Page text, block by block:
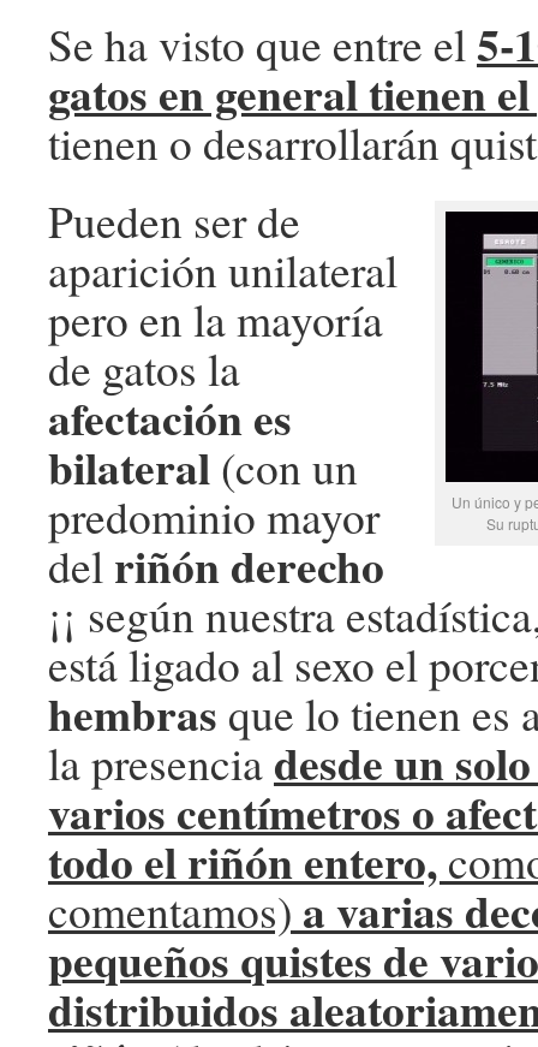
Se ha visto que entre el5-
gatos en general tienen
tienen o desarrollarán
Un único y
Su
Pueden ser de
aparición unilateral
pero en la mayoría
de gatos la
afectación es
bilateral(con un
predominio mayor
delriñón derecho
¡¡ según nuestra
está ligado al sexo el
hembras que lo tienen es
la presenciadesde un
varios centímetros o
todo el riñón entero,
comentamos) a varias
pequeños quistes de
distribuidos